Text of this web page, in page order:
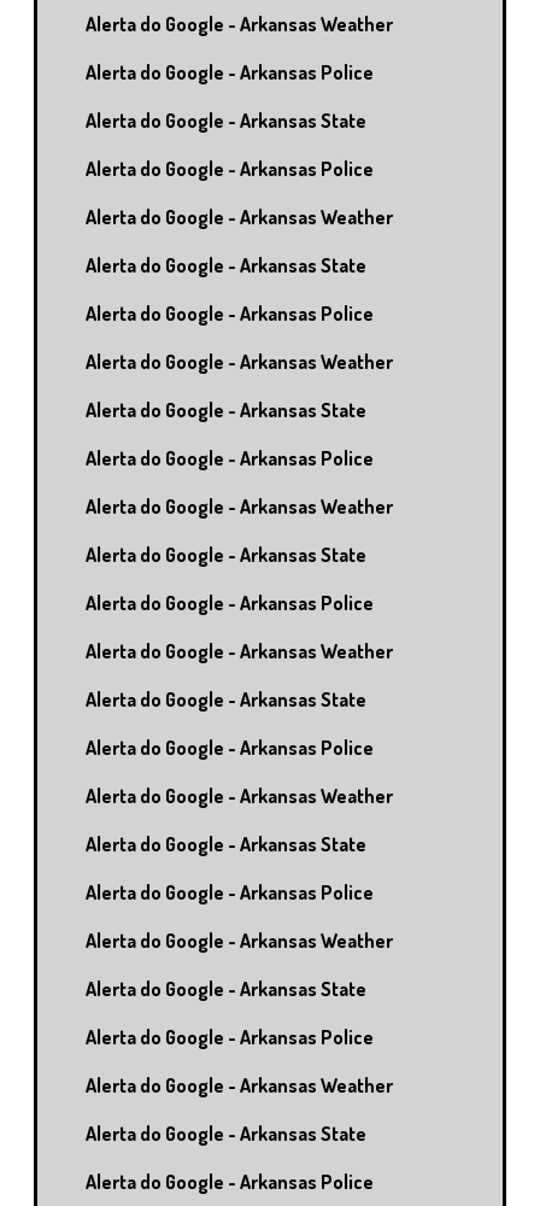
Alerta do Google - Arkansas Weather
Alerta do Google - Arkansas Police
Alerta do Google - Arkansas State
Alerta do Google - Arkansas Police
Alerta do Google - Arkansas Weather
Alerta do Google - Arkansas State
Alerta do Google - Arkansas Police
Alerta do Google - Arkansas Weather
Alerta do Google - Arkansas State
Alerta do Google - Arkansas Police
Alerta do Google - Arkansas Weather
Alerta do Google - Arkansas State
Alerta do Google - Arkansas Police
Alerta do Google - Arkansas Weather
Alerta do Google - Arkansas State
Alerta do Google - Arkansas Police
Alerta do Google - Arkansas Weather
Alerta do Google - Arkansas State
Alerta do Google - Arkansas Police
Alerta do Google - Arkansas Weather
Alerta do Google - Arkansas State
Alerta do Google - Arkansas Police
Alerta do Google - Arkansas Weather
Alerta do Google - Arkansas State
Alerta do Google - Arkansas Police